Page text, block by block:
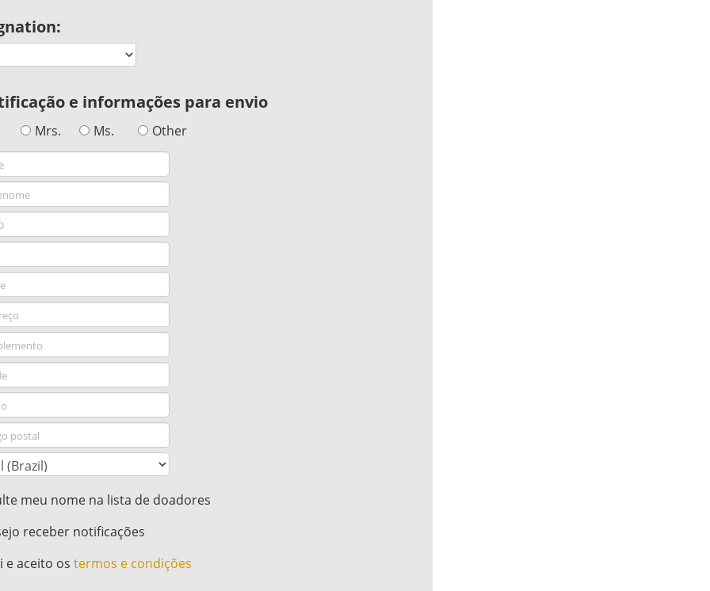
e informações para envio
Mrs. Ms. Other
meu nome na lista de doadores
receber notificações
e aceito ostermos e condições